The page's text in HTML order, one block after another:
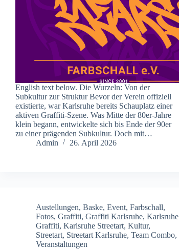
English text below. Die Wurzeln: Von der
Subkultur zur Struktur Bevor der Verein offiziell
existierte, war Karlsruhe bereits Schauplatz einer
aktiven Graffiti-Szene. Was Mitte der 80er-Jahre
klein begann, entwickelte sich bis Ende der 90er
zu einer prägenden Subkultur. Doch mit…
Admin
26. April 2026
Austellungen, Baske, Event, Farbschall,
Fotos, Graffiti, Graffiti Karlsruhe, Karlsruhe
Graffiti, Karlsruhe Streetart, Kultur,
Streetart, Streetart Karlsruhe, Team Combo,
Veranstaltungen